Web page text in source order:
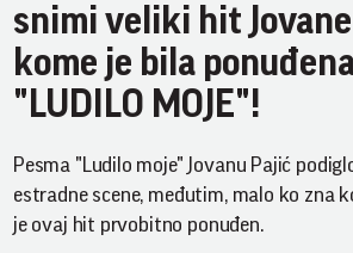
snimi veliki hit
kome je bila
"LUDILO MOJE"!
Pesma "Ludilo moje" Jovanu Pajić
estradne scene, međutim, malo ko zna
je ovaj hit prvobitno ponuđen.